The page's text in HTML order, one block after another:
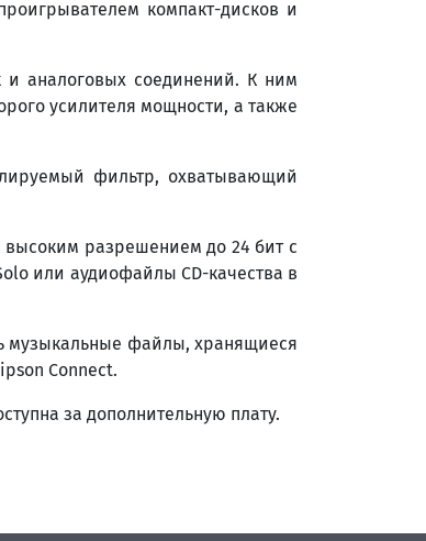
компакт-дисков и
и аналоговых соединений. К ним
усилителя мощности, а также
фильтр, охватывающий
разрешением до 24 бит с
или аудиофайлы CD-качества в
музыкальные файлы, хранящиеся
Connect.
за дополнительную плату.